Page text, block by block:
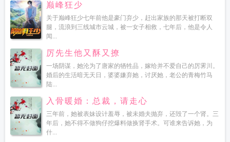
巅峰狂少
关于巅峰狂少七年前他是豪门弃少，赶出家族的那天被打断双
腿，流浪到三线城市云城，被一女子相救，七年后，他是令人
闻...
厉先生他又酥又撩
一场阴谋，她沦为了唐家的牺牲品，嫁给并不爱自己的厉霁川。
婚后的生活暗无天日，婆婆嫌弃她，讨厌她，老公的青梅竹马
陆...
入骨暖婚：总裁，请走心
三年前，她被表妹设计羞辱，被未婚夫抛弃，还毁了一个肾。三
年后，她不得不做狗仔挖爆料做换肾手术。可谁来告诉她，为
什...